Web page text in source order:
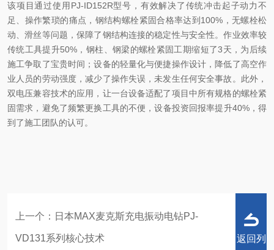
该项目通过使用PJ-ID152R型号，有效解决了传统冲击起子动力不
足、操作繁琐的痛点，钢结构螺栓紧固合格率达到100%，无螺栓松
动、滑丝等问题，保障了钢结构连接的稳定性与安全性。作业效率较
传统工具提升50%，钢柱、钢梁的螺栓紧固工期缩短了3天，为后续
施工争取了宝贵时间；设备的轻量化与便捷操作设计，降低了高空作
业人员的劳动强度，减少了操作失误，未发生任何安全事故。此外，
双电压兼容技术的应用，让一台设备适配了项目中所有规格的螺栓紧
固需求，避免了频繁更换工具的不便，设备投资回报率提升40%，得
到了施工团队的认可。
上一个： 日本MAX麦克斯充电振动电钻PJ-
VD131系列核心技术 返回列